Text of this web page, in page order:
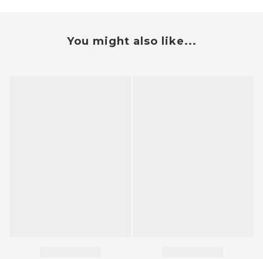
You might also like...